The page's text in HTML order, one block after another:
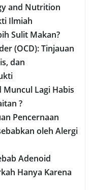
and Nutrition
Ilmiah
Sulit Makan?
(OCD): Tinjauan
dan
Muncul Lagi Habis
?
Pencernaan
oleh Alergi
Adenoid
Hanya Karena